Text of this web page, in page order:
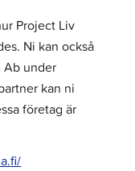
Project Liv
Ni kan också
Ab under
kan ni
företag är